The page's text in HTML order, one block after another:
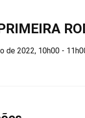
de 2022, 10h00 -